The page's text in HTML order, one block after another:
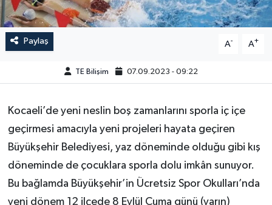
Paylaş A- A+
TE Bilişim 07.09.2023 - 09:22
Kocaeli’de yeni neslin boş zamanlarını sporla iç içe
geçirmesi amacıyla yeni projeleri hayata geçiren
Büyükşehir Belediyesi, yaz döneminde olduğu gibi kış
döneminde de çocuklara sporla dolu imkân sunuyor.
Bu bağlamda Büyükşehir’in Ücretsiz Spor Okulları’nda
yeni dönem 12 ilçede 8 Eylül Cuma günü (yarın)